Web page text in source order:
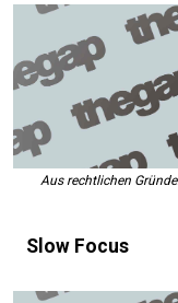
Aus rechtlichen
Slow Focus